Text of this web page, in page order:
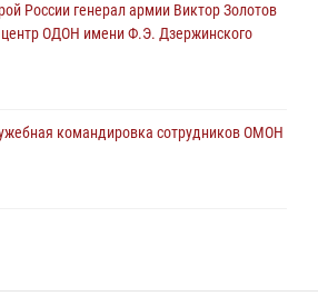
1
России генерал армии Виктор Золотов
центр ОДОН имени Ф.Э. Дзержинского
командировка сотрудников ОМОН